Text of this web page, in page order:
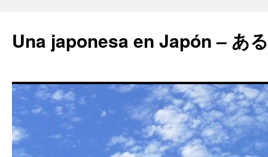
Una japonesa en Japón – あ